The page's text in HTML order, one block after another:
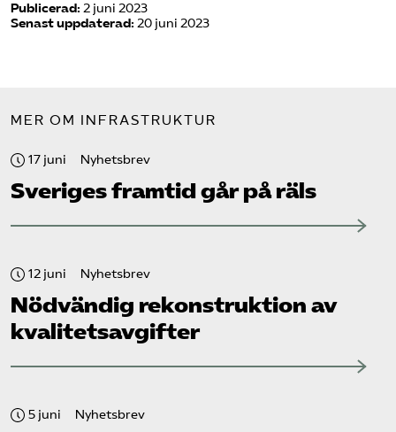
Publicerad: 2 juni 2023
Senast uppdaterad: 20 juni 2023
MER OM INFRASTRUKTUR
17 juni Nyhetsbrev
Sveriges framtid går på räls
12 juni Nyhetsbrev
Nödvändig rekonstruktion av
kvalitetsavgifter
5 juni Nyhetsbrev